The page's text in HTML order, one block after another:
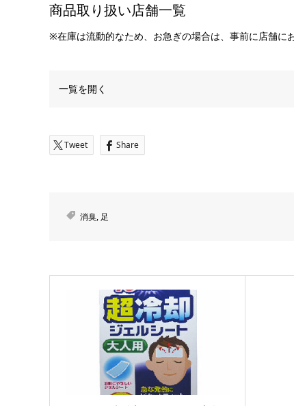
商品取り扱い店舗一覧
※在庫は流動的なため、お急ぎの場合は、事前に店舗に
一覧を開く
Tweet Share
消臭, 足